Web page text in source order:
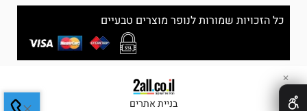
כל הזכויות שמורות לנופר מוצרים טבעיים
בניית אתרים
✕